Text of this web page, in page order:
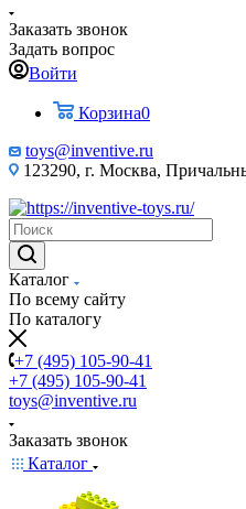
Заказать звонок
Задать вопрос
Войти
Корзина0
toys@inventive.ru
123290, г. Москва,
Каталог
По всему сайту
По каталогу
+7 (495) 105-90-41
+7 (495) 105-90-41
toys@inventive.ru
Заказать звонок
Каталог